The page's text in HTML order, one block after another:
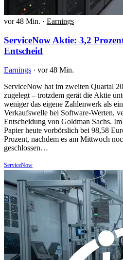
vor 48 Min. · Earnings
ServiceNow Aktie: 3,2
Entscheid
Earnings · vor 48 Min.
ServiceNow hat im zweiten Quartal
zugelegt – trotzdem gerät die Aktie
weniger das eigene Zahlenwerk als
Verkaufswelle bei Software-Werten,
Entscheidung von Goldman Sachs.
Papier heute vorbörslich bei 98,58
Prozent, nachdem es am Mittwoch
geschlossen…
ServiceNow